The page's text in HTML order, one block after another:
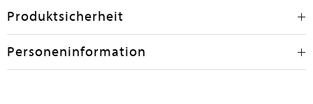
Produktsicherheit
Personeninformation